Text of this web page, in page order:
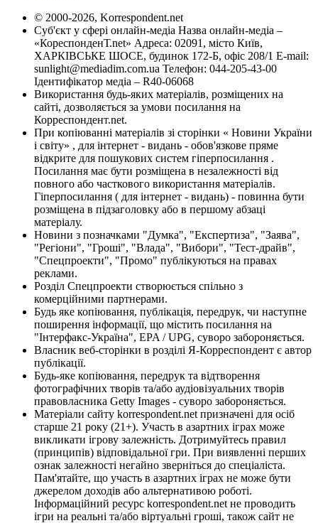
© 2000-2026, Korrespondent.net
Суб'єкт у сфері онлайн-медіа Назва онлайн-медіа –
«КореспонденТ.net» Адреса: 02091, місто Київ,
ХАРКІВСЬКЕ ШОСЕ, будинок 172-Б, офіс 208/1 E-mail:
sunlight@mediadim.com.ua Телефон: 044-205-43-00
Ідентифікатор медіа – R40-06068
Використання будь-яких матеріалів, розміщених на
сайті, дозволяється за умови посилання на
Корреспондент.net.
При копіюванні матеріалів зі сторінки « Новини України
і світу» , для інтернет - видань - обов'язкове пряме
відкрите для пошукових систем гіперпосилання .
Посилання має бути розміщена в незалежності від
повного або часткового використання матеріалів.
Гіперпосилання ( для інтернет - видань) - повинна бути
розміщена в підзаголовку або в першому абзаці
матеріалу.
Новини з позначками "Думка", "Експертиза", "Заява",
"Регіони", "Гроші", "Влада", "Вибори", "Тест-драйв",
"Спецпроекти", "Промо" публікуються на правах
реклами.
Розділ Спецпроекти створюється спільно з
комерційними партнерами.
Будь яке копіювання, публікація, передрук, чи наступне
поширення інформації, що містить посилання на
"Інтерфакс-Україна", EPA / UPG, суворо забороняється.
Власник веб-сторінки в розділі Я-Корреспондент є автор
публікації.
Будь-яке копіювання, передрук та відтворення
фотографічних творів та/або аудіовізуальних творів
правовласника Getty Images - суворо забороняється.
Матеріали сайту korrespondent.net призначені для осіб
старше 21 року (21+). Участь в азартних іграх може
викликати ігрову залежність. Дотримуйтесь правил
(принципів) відповідальної гри. При виявленні перших
ознак залежності негайно зверніться до спеціаліста.
Пам'ятайте, що участь в азартних іграх не може бути
джерелом доходів або альтернативою роботі.
Інформаційний ресурс korrespondent.net не проводить
ігри на реальні та/або віртуальні гроші, також сайт не